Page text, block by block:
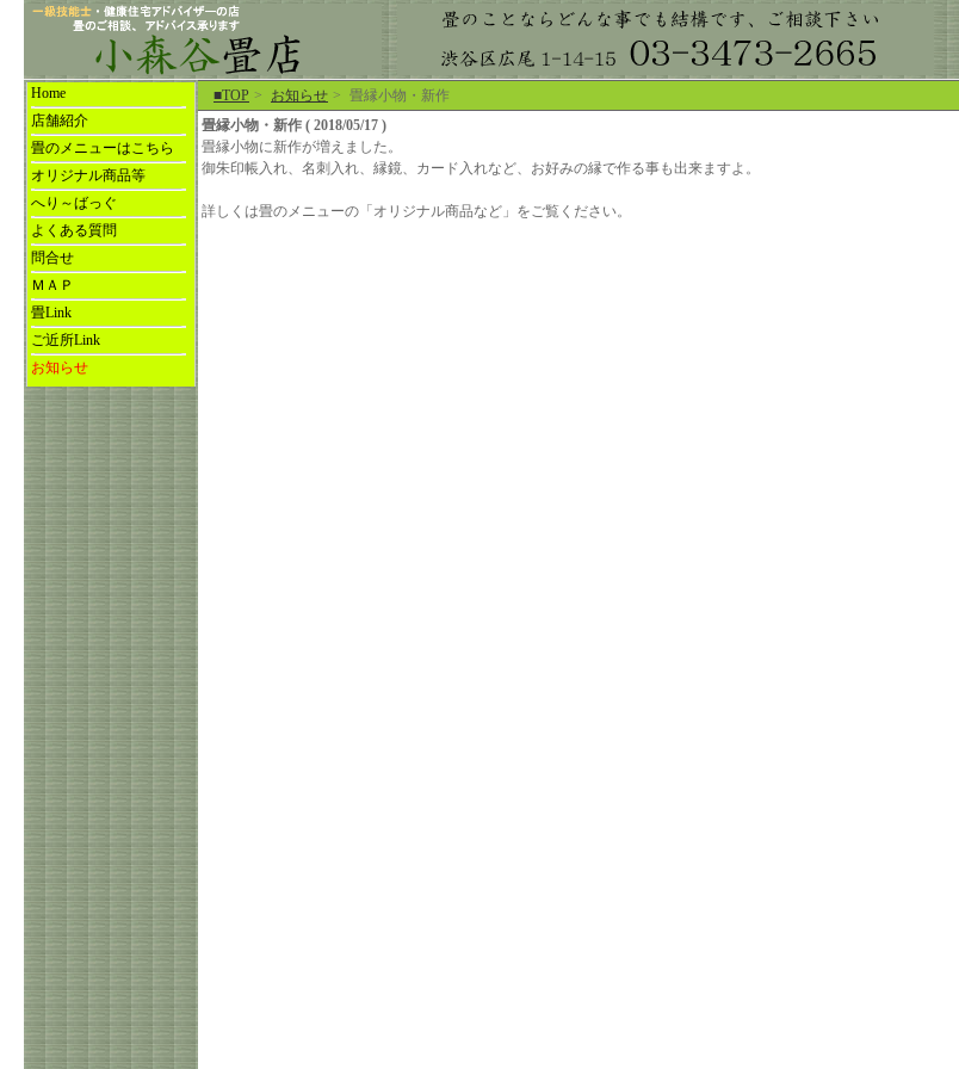
Home
店舗紹介
畳のメニューはこちら
オリジナル商品等
へり～ばっぐ
よくある質問
問合せ
ＭＡＰ
畳Link
ご近所Link
お知らせ
■TOP > お知らせ > 畳縁小物・新作
畳縁小物・新作 ( 2018/05/17 )
畳縁小物に新作が増えました。
御朱印帳入れ、名刺入れ、縁鏡、カード入れなど、お好みの縁で作る事も出来ますよ。
詳しくは畳のメニューの「オリジナル商品など」をご覧ください。